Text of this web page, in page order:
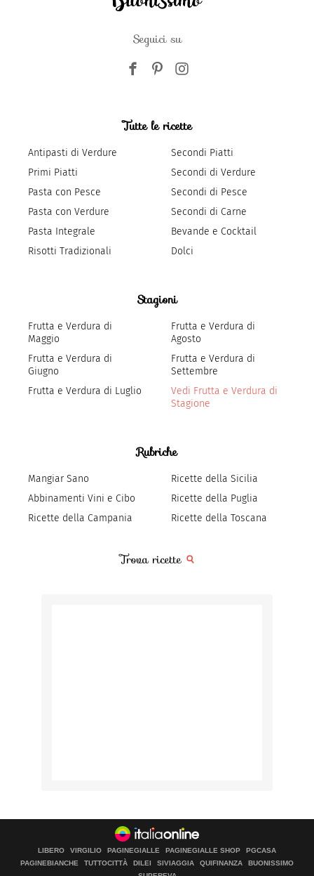
Seguici su
Tutte le ricette
Antipasti di Verdure
Primi Piatti
Pasta con Pesce
Pasta con Verdure
Pasta Integrale
Risotti Tradizionali
Secondi Piatti
Secondi di Verdure
Secondi di Pesce
Secondi di Carne
Bevande e Cocktail
Dolci
Stagioni
Frutta e Verdura di
Maggio
Frutta e Verdura di
Giugno
Frutta e Verdura di Luglio
Frutta e Verdura di
Agosto
Frutta e Verdura di
Settembre
Vedi Frutta e Verdura di
Stagione
Rubriche
Mangiar Sano
Abbinamenti Vini e Cibo
Ricette della Campania
Ricette della Sicilia
Ricette della Puglia
Ricette della Toscana
Trova ricette
LIBERO VIRGILIO PAGINEGIALLE PAGINEGIALLE SHOP
PGCASA
PAGINEBIANCHE
TUTTOCITTÀ DILEI SIVIAGGIA QUIFINANZA
BUONISSIMO